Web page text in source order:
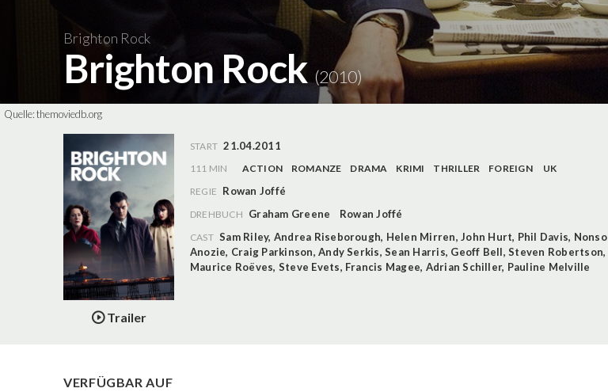
Brighton Rock
Brighton Rock (2010)
Quelle:themoviedb.org
Trailer
START 21.04.2011
111 MIN ACTION ROMANZE DRAMA KRIMI THRILLER FOREIGN
UK
REGIE Rowan Joffé
DREHBUCH Graham Greene Rowan Joffé
CAST Sam Riley, Andrea Riseborough, Helen Mirren,John Hurt, Phil Davis, Nonso
Anozie, Craig Parkinson,Andy Serkis,Sean Harris, Geoff Bell,Steven Robertson,
Maurice Roëves, Steve Evets, Francis Magee, Adrian Schiller, Pauline Melville
VERFÜGBAR AUF